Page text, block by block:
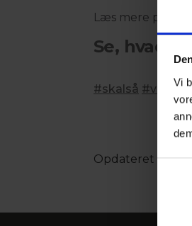
Vi
Læs mere på
Se, hvad
#skalså
Opdateret af: